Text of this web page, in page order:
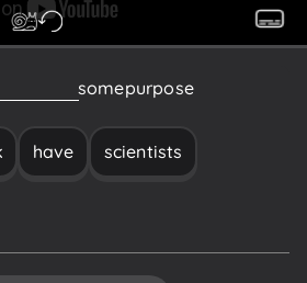
somepurpose
have scientists